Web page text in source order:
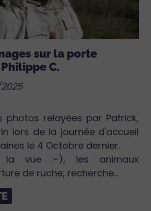
sur la porte
C.
photos relayées par Patrick,
lors de la journée d'accueil
le 4 Octobre dernier.
la vue :-), les animaux
de ruche, recherche...